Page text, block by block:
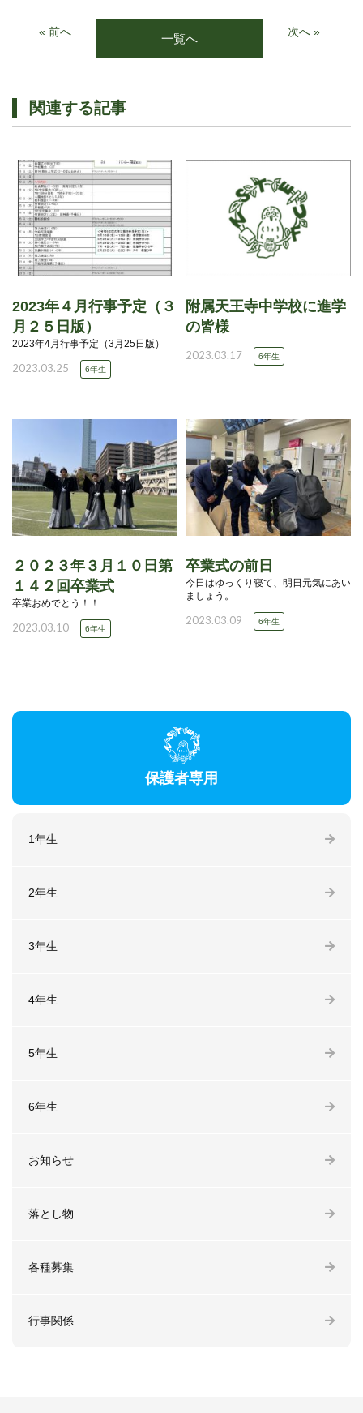
« 前へ 一覧へ 次へ »
関連する記事
2023年４月行事予定（３
月２５日版）
2023年4月行事予定（3月25日版）
2023.03.25 6年生
附属天王寺中学校に進学
の皆様
2023.03.17 6年生
２０２３年３月１０日第
１４２回卒業式
卒業おめでとう！！
2023.03.10 6年生
卒業式の前日
今日はゆっくり寝て、明日元気にあい
ましょう。
2023.03.09 6年生
保護者専用
1年生
2年生
3年生
4年生
5年生
6年生
お知らせ
落とし物
各種募集
行事関係